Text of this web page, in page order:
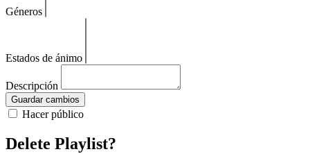
Géneros
Estados de ánimo
Descripción
Guardar cambios
Hacer público
Delete Playlist?